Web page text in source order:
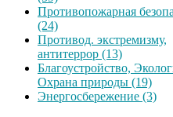
Противопожарная
(24)
Противод. экстремизму,
антитеррор (13)
Благоустройство,
Охрана природы (19)
Энергосбережение (3)